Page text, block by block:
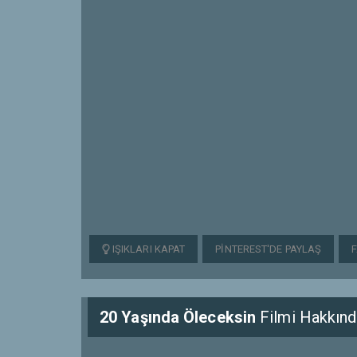
IŞIKLARI KAPAT PINTEREST'DE PAYLAŞ
20 Yaşında Öleceksin Filmi